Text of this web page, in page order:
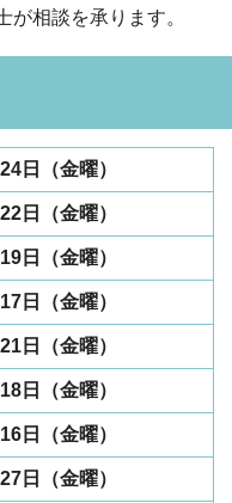
相談を承ります。
24日（金曜）
22日（金曜）
19日（金曜）
17日（金曜）
21日（金曜）
18日（金曜）
16日（金曜）
27日（金曜）